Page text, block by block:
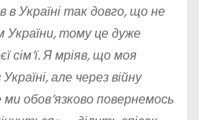
в Україні так довго, що не
України, тому це дуже
сім’ї. Я мріяв, що моя
але через війну
обов’язково повернемось